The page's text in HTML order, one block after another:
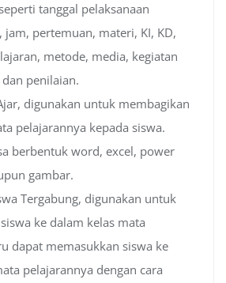
tanggal pelaksanaan
jam, pertemuan, materi, KI, KD,
metode, media, kegiatan
penilaian.
digunakan untuk membagikan
pelajarannya kepada siswa.
berbentuk word, excel, power
gambar.
Tergabung, digunakan untuk
ke dalam kelas mata
dapat memasukkan siswa ke
pelajarannya dengan cara